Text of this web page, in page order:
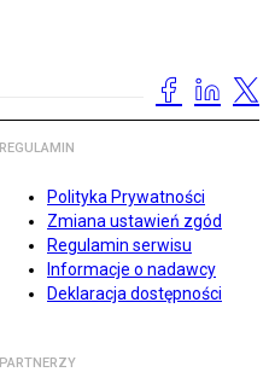
REGULAMIN
Polityka Prywatności
Zmiana ustawień zgód
Regulamin serwisu
Informacje o nadawcy
Deklaracja dostępności
PARTNERZY